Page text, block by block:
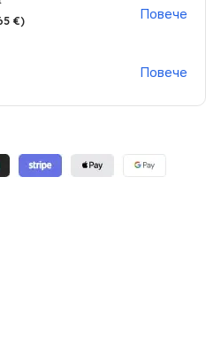
€) Повече
Повече